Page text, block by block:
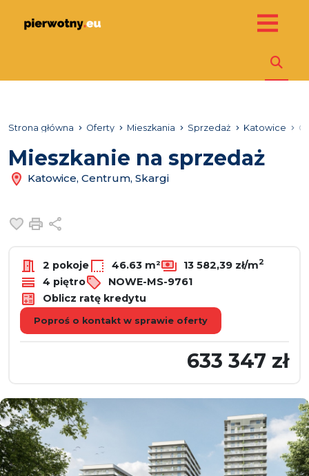
Strona główna Oferty Mieszkania Sprzedaż Katowice
Mieszkanie na sprzedaż
Katowice, Centrum, Skargi
Dodaj do ulubionych
Drukuj
2 pokoje 46.63 m² 13 582,39 zł/m2
4 piętro
NOWE-MS-9761
Oblicz ratę kredytu
Poproś o kontakt w sprawie oferty
633 347 zł